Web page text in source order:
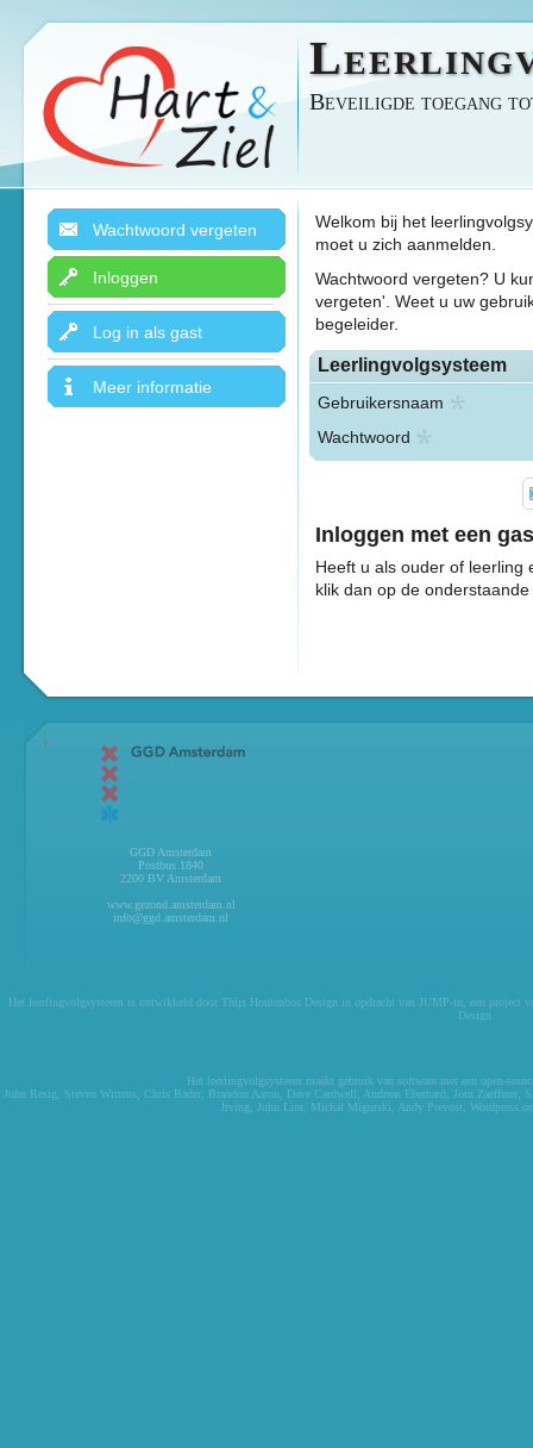
Beveiligde toegang
Wachtwoord vergeten
Inloggen
Log in als gast
Meer informatie
Welkom bij het
moet u zich aanmelden.
Wachtwoord vergeten? U
vergeten'. Weet u uw
begeleider.
Leerlingvolgsysteem
Gebruikersnaam
Wachtwoord
Inloggen met een
Heeft u als ouder of leerling
klik dan op de
GGD Amsterdam
Postbus 1840
2200 BV Amsterdam
www.gezond.amsterdam.nl
info@ggd.amsterdam.nl
Het leerlingvolgsysteem is ontwikkeld door Thijs Houtenbos Design in opdracht van JUMP-in , een project
Design
Het leerlingvolgsysteem maakt gebruik van software met een open-
John Resig
Steven Wittens, Chris Bader, Brandon Aaron Dave Cardwell Andreas Eberhard Jörn Zaefferer,
Irving
John Lim Michal Migurski Andy Prevost